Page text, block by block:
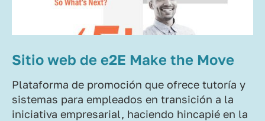
Sitio web de e2E Make the Move
Plataforma de promoción que ofrece tutoría y
sistemas para empleados en transición a la
iniciativa empresarial, haciendo hincapié en la